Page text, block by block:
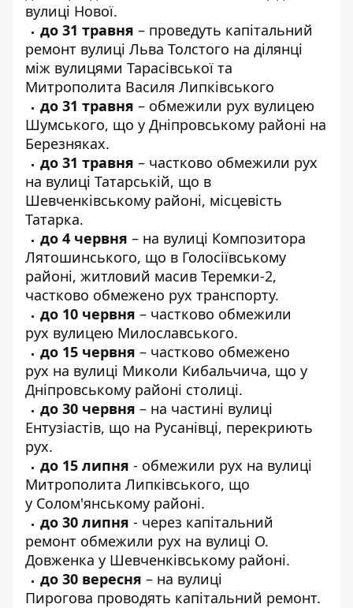
вулиці Нової.
до 31 травня – проведуть капітальний
ремонт вулиці Льва Толстого на ділянці
між вулицями Тарасівської та
Митрополита Василя Липківського
до 31 травня – обмежили рух вулицею
Шумського, що у Дніпровському районі на
Березняках.
до 31 травня – частково обмежили рух
на вулиці Татарській, що в
Шевченківському районі, місцевість
Татарка.
до 4 червня – на вулиці Композитора
Лятошинського, що в Голосіївському
районі, житловий масив Теремки-2,
частково обмежено рух транспорту.
до 10 червня – частково обмежили
рух вулицею Милославського.
до 15 червня – частково обмежено
рух на вулиці Миколи Кибальчича, що у
Дніпровському районі столиці.
до 30 червня – на частині вулиці
Ентузіастів, що на Русанівці, перекриють
рух.
до 15 липня - обмежили рух на вулиці
Митрополита Липківського, що
у Солом'янському районі.
до 30 липня - через капітальний
ремонт обмежили рух на вулиці О.
Довженка у Шевченківському районі.
до 30 вересня – на вулиці
Пирогова проводять капітальний ремонт.